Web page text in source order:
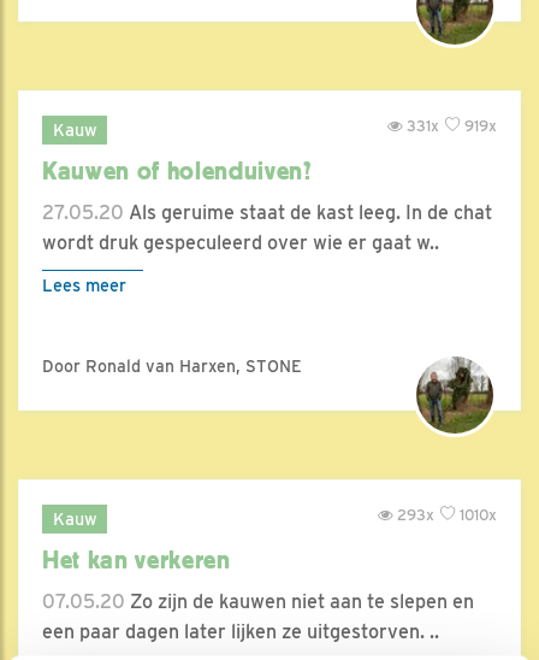
Kauw 919x
331x
Kauwen of holenduiven?
27.05.20 Als geruime staat de kast leeg. In de chat
wordt druk gespeculeerd over wie er gaat w..
Lees meer
Door Ronald van Harxen, STONE
Kauw 1010x
293x
Het kan verkeren
07.05.20 Zo zijn de kauwen niet aan te slepen en
een paar dagen later lijken ze uitgestorven. ..